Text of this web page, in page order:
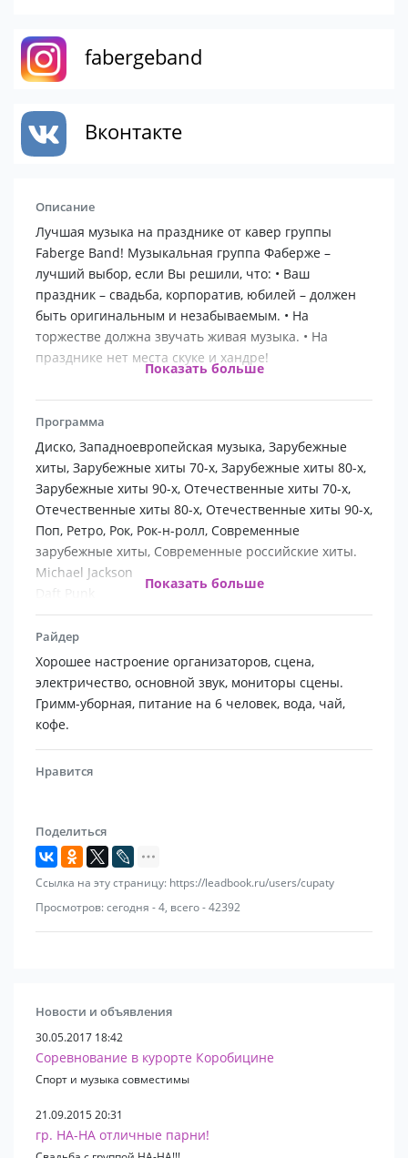
fabergeband
Вконтакте
Описание
Лучшая музыка на празднике от кавер группы
Faberge Band! Музыкальная группа Фаберже –
лучший выбор, если Вы решили, что: • Ваш
праздник – свадьба, корпоратив, юбилей – должен
быть оригинальным и незабываемым. • На
торжестве должна звучать живая музыка. • На
празднике нет места скуке и хандре!
Кавер-группа «Фаберже» отличается яркостью и
позитивом. Исполняемые хиты прошлого и
настоящего столетий дополнены мощной ритм-
секцией, необыкновенно энергичным и живым
вокалом, незабываемой эксклюзивной подачей, что
наполняет атмосферу зала драйвом и хорошим
настроением.
корпоратива или юбилея – требует огромного
Ваши старания не пройдут незамеченными, и все
гости надолго запомнят этот праздник. Кавер
группа на праздник Faberge Band – это 100% успеха
среди гостей. Энергия, драйв и отличная музыка от
наших музыкантов заставят пуститься в пляс даже
самых серьезных среди них. Группа Фаберже –
гостей!
Показать больше
Программа
Диско, Западноевропейская музыка, Зарубежные
хиты, Зарубежные хиты 70-х, Зарубежные хиты 80-х,
Зарубежные хиты 90-х, Отечественные хиты 70-х,
Отечественные хиты 80-х, Отечественные хиты 90-х,
Поп, Ретро, Рок, Рок-н-ролл, Современные
зарубежные хиты, Современные российские хиты.
Michael Jackson
Daft Punk
Boney M
Gloria Gaynor
Geri Halliwell
Ray Charles
Adele
Jamiroquai
Joan Osborne
James Brown
Paul McCartney
Deep Purple
Shocking Blue
The Beatles
George Harrison
Ю. Антонов
В. Добрынин
Веселые ребята
Поющие гитары
С. Беликов
Показать больше
Райдер
Хорошее настроение организаторов, сцена,
электричество, основной звук, мониторы сцены.
Гримм-уборная, питание на 6 человек, вода, чай,
кофе.
Нравится
Поделиться
Ссылка на эту страницу: https://leadbook.ru/users/cupaty
Просмотров: сегодня - 4, всего - 42392
Новости и объявления
30.05.2017 18:42
Соревнование в курорте Коробицине
Спорт и музыка совместимы
21.09.2015 20:31
гр. НА-НА отличные парни!